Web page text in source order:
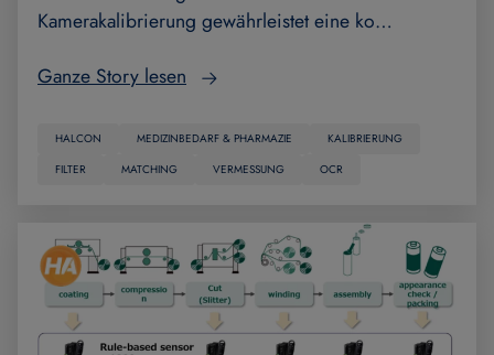
Kamerakalibrierung gewährleistet eine ko…
Ganze Story lesen
HALCON MEDIZINBEDARF & PHARMAZIE
KALIBRIERUNG
FILTER
MATCHING VERMESSUNG OCR